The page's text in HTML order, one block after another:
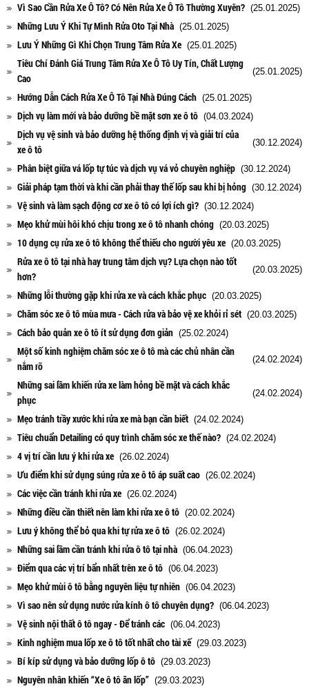
Vì Sao Cần Rửa Xe Ô Tô? Có Nên Rửa Xe Ô Tô Thường Xuyên? (25.01.2025)
Những Lưu Ý Khi Tự Mình Rửa Oto Tại Nhà (25.01.2025)
Lưu Ý Những Gì Khi Chọn Trung Tâm Rửa Xe (25.01.2025)
Tiêu Chí Đánh Giá Trung Tâm Rửa Xe Ô Tô Uy Tín, Chất Lượng
Cao
(25.01.2025)
Hướng Dẫn Cách Rửa Xe Ô Tô Tại Nhà Đúng Cách (25.01.2025)
Dịch vụ làm mới và bảo dưỡng bề mặt sơn xe ô tô (04.03.2024)
Dịch vụ vệ sinh và bảo dưỡng hệ thống định vị và giải trí của
xe ô tô
(30.12.2024)
Phân biệt giữa vá lốp tự túc và dịch vụ vá vỏ chuyên nghiệp (30.12.2024)
Giải pháp tạm thời và khi cần phải thay thế lốp sau khi bị hỏng (30.12.2024)
Vệ sinh và làm sạch động cơ xe ô tô có lợi ích gì? (30.12.2024)
Mẹo khử mùi hôi khó chịu trong xe ô tô nhanh chóng (20.03.2025)
10 dụng cụ rửa xe ô tô không thể thiếu cho người yêu xe (20.03.2025)
Rửa xe ô tô tại nhà hay trung tâm dịch vụ? Lựa chọn nào tốt
hơn?
(20.03.2025)
Những lỗi thường gặp khi rửa xe và cách khắc phục (20.03.2025)
Chăm sóc xe ô tô mùa mưa - Cách rửa và bảo vệ xe khỏi rỉ sét (20.03.2025)
Cách bảo quản xe ô tô ít sử dụng đơn giản (25.02.2024)
Một số kinh nghiệm chăm sóc xe ô tô mà các chủ nhân cần
nắm rõ
(24.02.2024)
Những sai lầm khiến rửa xe làm hỏng bề mặt và cách khắc
phục
(24.02.2024)
Mẹo tránh trầy xước khi rửa xe mà bạn cần biết (24.02.2024)
Tiêu chuẩn Detailing có quy trình chăm sóc xe thế nào? (24.02.2024)
4 vị trí cần lưu ý khi rửa xe (26.02.2024)
Ưu điểm khi sử dụng súng rửa xe ô tô áp suất cao (26.02.2024)
Các việc cần tránh khi rửa xe (26.02.2024)
Những điều cần thiết nên làm khi rửa xe ô tô (20.02.2024)
Lưu ý không thể bỏ qua khi tự rửa xe ô tô (26.02.2024)
Những sai lầm cần tránh khi rửa ô tô tại nhà (06.04.2023)
Điểm qua các vị trí bẩn nhất trên xe ô tô (06.04.2023)
Mẹo khử mùi ô tô bằng nguyên liệu tự nhiên (06.04.2023)
Vì sao nên sử dụng nước rửa kính ô tô chuyên dụng? (06.04.2023)
Vệ sinh nội thất ô tô ngay - Để tránh các (06.04.2023)
Kinh nghiệm mua lốp xe ô tô tốt nhất cho tài xế (29.03.2023)
Bí kíp sử dụng và bảo dưỡng lốp ô tô (29.03.2023)
Nguyên nhân khiến “Xe ô tô ăn lốp” (29.03.2023)